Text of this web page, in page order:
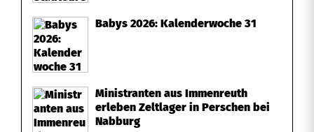
Babys 2026: Kalenderwoche 31
Ministranten aus Immenreuth
erleben Zeltlager in Perschen bei
Nabburg